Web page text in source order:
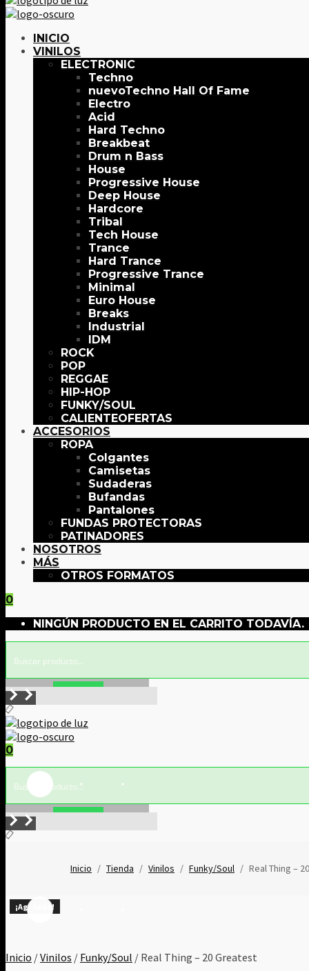
INICIO
VINILOS
ELECTRONIC
Techno
Techno Hall Of Fame
Electro
Acid
Hard Techno
Breakbeat
Drum n Bass
House
Progressive House
Deep House
Hardcore
Tribal
Tech House
Trance
Hard Trance
Progressive Trance
Minimal
Euro House
Breaks
Industrial
IDM
ROCK
POP
REGGAE
HIP-HOP
FUNKY/SOUL
OFERTAS
ACCESORIOS
ROPA
Colgantes
Camisetas
Sudaderas
Bufandas
Pantalones
FUNDAS PROTECTORAS
PATINADORES
NOSOTROS
MÁS
OTROS FORMATOS
0
NINGÚN PRODUCTO EN EL CARRITO TODAVÍA.
0
Inicio / Tienda / Vinilos / Funky/Soul / Real Thing ‎–
Inicio /Vinilos / Funky/Soul / Real Thing ‎– 20 Greatest
¡Agotado!
¡Agotado!
¡Agotado!
¡Agotado!
¡Agotado!
¡Agotado!
¡Agotado!
¡Agotado!
¡Agotado!
¡Agotado!